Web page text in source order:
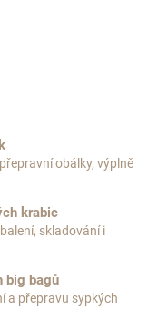
obálky, výplně
krabic
skladování i
big bagů
a přepravu sypkých